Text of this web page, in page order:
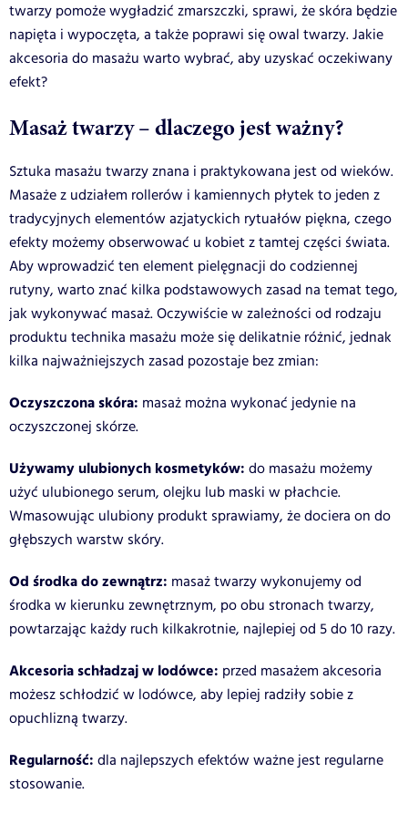
twarzy pomoże wygładzić zmarszczki, sprawi, że skóra będzie
napięta i wypoczęta, a także poprawi się owal twarzy. Jakie
akcesoria do masażu warto wybrać, aby uzyskać oczekiwany
efekt?
Masaż twarzy – dlaczego jest ważny?
Sztuka masażu twarzy znana i praktykowana jest od wieków.
Masaże z udziałem rollerów i kamiennych płytek to jeden z
tradycyjnych elementów azjatyckich rytuałów piękna, czego
efekty możemy obserwować u kobiet z tamtej części świata.
Aby wprowadzić ten element pielęgnacji do codziennej
rutyny, warto znać kilka podstawowych zasad na temat tego,
jak wykonywać masaż. Oczywiście w zależności od rodzaju
produktu technika masażu może się delikatnie różnić, jednak
kilka najważniejszych zasad pozostaje bez zmian:
Oczyszczona skóra: masaż można wykonać jedynie na
oczyszczonej skórze.
Używamy ulubionych kosmetyków: do masażu możemy
użyć ulubionego serum, olejku lub maski w płachcie.
Wmasowując ulubiony produkt sprawiamy, że dociera on do
głębszych warstw skóry.
Od środka do zewnątrz: masaż twarzy wykonujemy od
środka w kierunku zewnętrznym, po obu stronach twarzy,
powtarzając każdy ruch kilkakrotnie, najlepiej od 5 do 10 razy.
Akcesoria schładzaj w lodówce: przed masażem akcesoria
możesz schłodzić w lodówce, aby lepiej radziły sobie z
opuchlizną twarzy.
Regularność: dla najlepszych efektów ważne jest regularne
stosowanie.